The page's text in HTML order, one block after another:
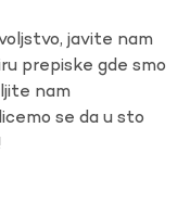
javite nam
prepiske gde smo
nam
se da u sto